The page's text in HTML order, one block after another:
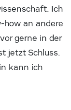
Ich
how an andere
gerne in der
jetzt Schluss.
kann ich